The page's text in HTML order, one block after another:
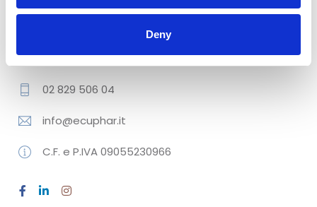
Deny
degli allevatori e del pet mate.
Viale Francesco Restelli, 3/7 - 20124 Milano
02 829 506 04
info@ecuphar.it
C.F. e P.IVA 09055230966